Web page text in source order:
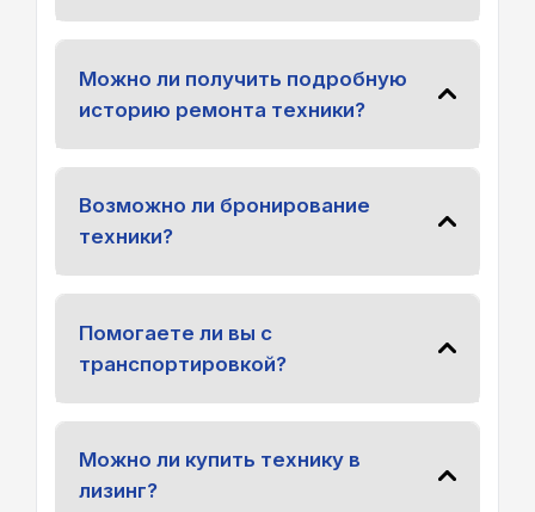
Можно ли получить подробную
историю ремонта техники?
Возможно ли бронирование
техники?
Помогаете ли вы с
транспортировкой?
Можно ли купить технику в
лизинг?